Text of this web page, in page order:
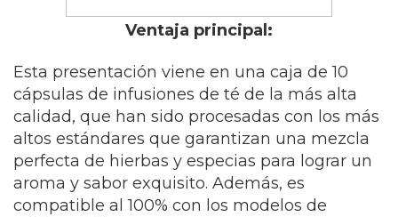
Ventaja principal:
Esta presentación viene en una caja de 10
cápsulas de infusiones de té de la más alta
calidad, que han sido procesadas con los más
altos estándares que garantizan una mezcla
perfecta de hierbas y especias para lograr un
aroma y sabor exquisito. Además, es
compatible al 100% con los modelos de